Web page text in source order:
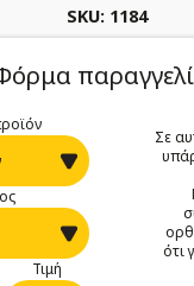
SKU: 1184
Τιμή
Σε
ότι